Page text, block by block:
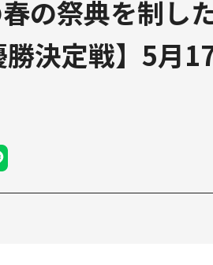
春の祭典を制
決定戦】5月